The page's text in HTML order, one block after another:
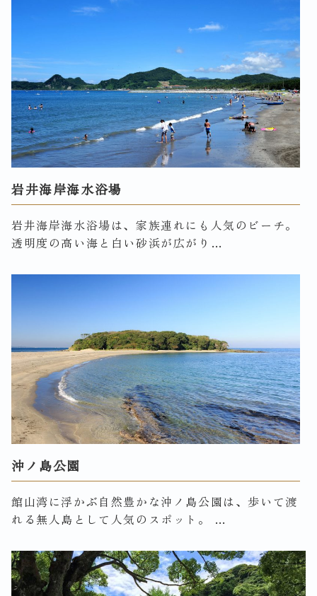
岩井海岸海水浴場
岩井海岸海水浴場は、家族連れにも人気のビーチ。
透明度の高い海と白い砂浜が広がり…
沖ノ島公園
館山湾に浮かぶ自然豊かな沖ノ島公園は、歩いて渡
れる無人島として人気のスポット。 …